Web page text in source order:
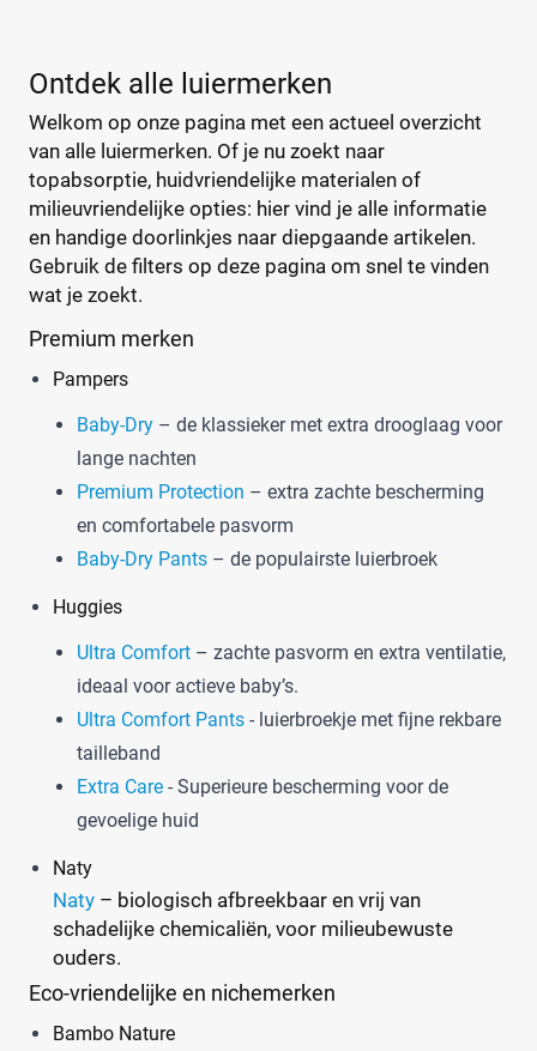
Ontdek alle luiermerken
Welkom op onze pagina met een actueel overzicht
van alle luiermerken. Of je nu zoekt naar
topabsorptie, huidvriendelijke materialen of
milieuvriendelijke opties: hier vind je alle informatie
en handige doorlinkjes naar diepgaande artikelen.
Gebruik de filters op deze pagina om snel te vinden
wat je zoekt.
Premium merken
Pampers
Baby-Dry – de klassieker met extra drooglaag voor
lange nachten
Premium Protection – extra zachte bescherming
en comfortabele pasvorm
Baby-Dry Pants – de populairste luierbroek
Huggies
Ultra Comfort – zachte pasvorm en extra ventilatie,
ideaal voor actieve baby’s.
Ultra Comfort Pants - luierbroekje met fijne rekbare
tailleband
Extra Care - Superieure bescherming voor de
gevoelige huid
Naty
Naty – biologisch afbreekbaar en vrij van
schadelijke chemicaliën, voor milieubewuste
ouders.
Eco-vriendelijke en nichemerken
Bambo Nature